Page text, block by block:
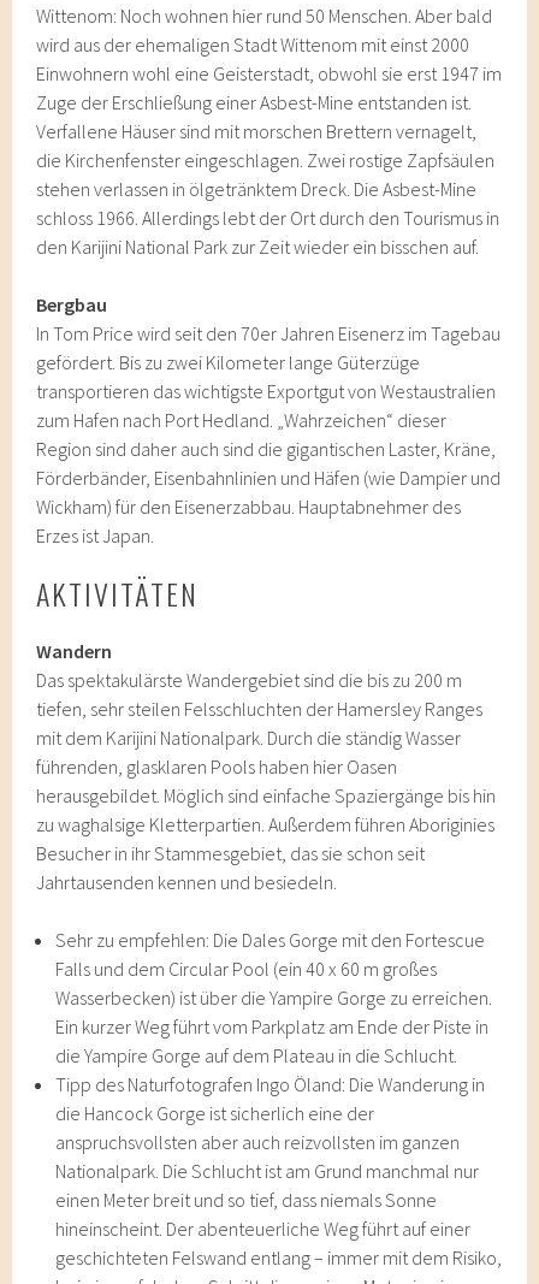
Wittenom: Noch wohnen hier rund 50 Menschen. Aber bald
wird aus der ehemaligen Stadt Wittenom mit einst 2000
Einwohnern wohl eine Geisterstadt, obwohl sie erst 1947 im
Zuge der Erschließung einer Asbest-Mine entstanden ist.
Verfallene Häuser sind mit morschen Brettern vernagelt,
die Kirchenfenster eingeschlagen. Zwei rostige Zapfsäulen
stehen verlassen in ölgetränktem Dreck. Die Asbest-Mine
schloss 1966. Allerdings lebt der Ort durch den Tourismus in
den Karijini National Park zur Zeit wieder ein bisschen auf.
Bergbau
In Tom Price wird seit den 70er Jahren Eisenerz im Tagebau
gefördert. Bis zu zwei Kilometer lange Güterzüge
transportieren das wichtigste Exportgut von Westaustralien
zum Hafen nach Port Hedland. „Wahrzeichen“ dieser
Region sind daher auch sind die gigantischen Laster, Kräne,
Förderbänder, Eisenbahnlinien und Häfen (wie Dampier und
Wickham) für den Eisenerzabbau. Hauptabnehmer des
Erzes ist Japan.
AKTIVITÄTEN
Wandern
Das spektakulärste Wandergebiet sind die bis zu 200 m
tiefen, sehr steilen Felsschluchten der Hamersley Ranges
mit dem Karijini Nationalpark. Durch die ständig Wasser
führenden, glasklaren Pools haben hier Oasen
herausgebildet. Möglich sind einfache Spaziergänge bis hin
zu waghalsige Kletterpartien. Außerdem führen Aboriginies
Besucher in ihr Stammesgebiet, das sie schon seit
Jahrtausenden kennen und besiedeln.
Sehr zu empfehlen: Die Dales Gorge mit den Fortescue
Falls und dem Circular Pool (ein 40 x 60 m großes
Wasserbecken) ist über die Yampire Gorge zu erreichen.
Ein kurzer Weg führt vom Parkplatz am Ende der Piste in
die Yampire Gorge auf dem Plateau in die Schlucht.
Tipp des Naturfotografen Ingo Öland: Die Wanderung in
die Hancock Gorge ist sicherlich eine der
anspruchsvollsten aber auch reizvollsten im ganzen
Nationalpark. Die Schlucht ist am Grund manchmal nur
einen Meter breit und so tief, dass niemals Sonne
hineinscheint. Der abenteuerliche Weg führt auf einer
geschichteten Felswand entlang – immer mit dem Risiko,